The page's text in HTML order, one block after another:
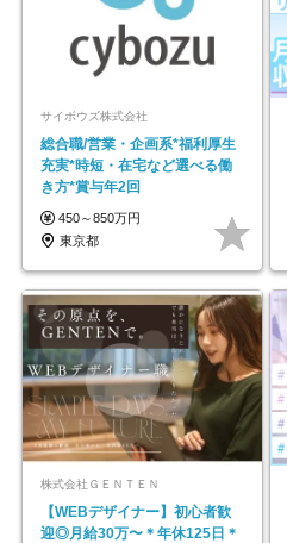
サイボウズ株式会社
総合職/営業・企画系*福利厚生
充実*時短・在宅など選べる働
き方*賞与年2回
450～850万円
東京都
株式会社ＧＥＮＴＥＮ
【WEBデザイナー】初⼼者歓
迎◎⽉給30万〜＊年休125⽇＊